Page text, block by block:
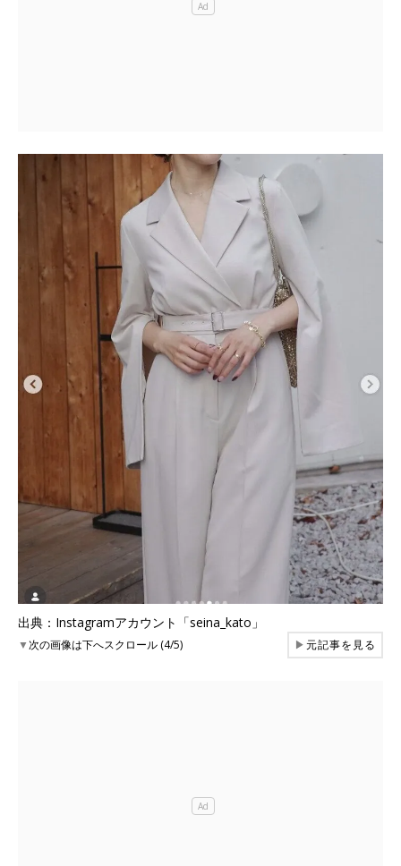
出典：Instagramアカウント「seina_kato」
▼次の画像は下へスクロール (4/5) ▶元記事を見る